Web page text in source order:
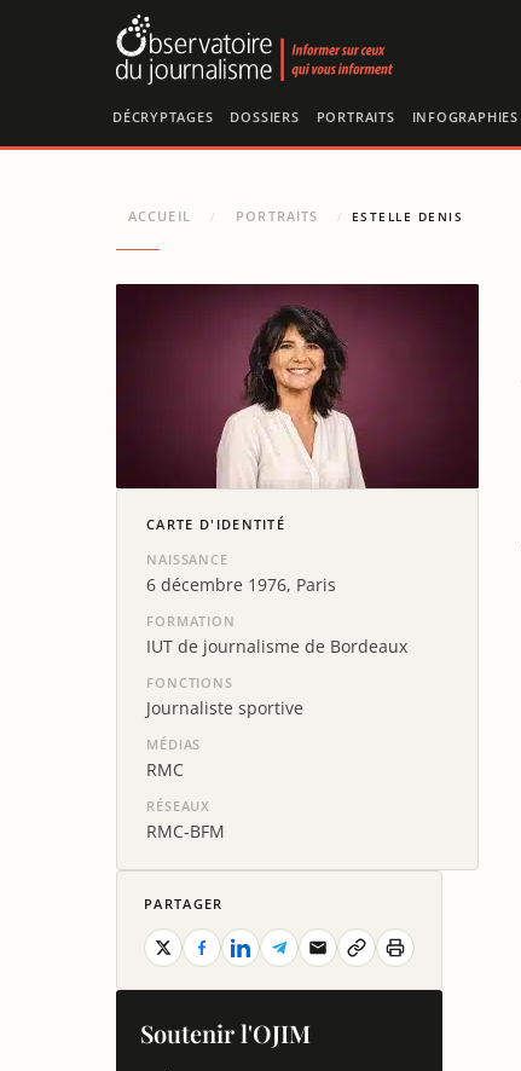
DÉCRYPTAGES DOSSIERS PORTRAITS INFOGRAPHIES
ACCUEIL / PORTRAITS / ESTELLE DENIS
CARTE D'IDENTITÉ
NAISSANCE
6 décembre 1976, Paris
FORMATION
IUT de journalisme de Bordeaux
FONCTIONS
Journaliste sportive
MÉDIAS
RMC
RÉSEAUX
RMC-BFM
PARTAGER
Soutenir l'OJIM
Panneau de gestion des cookies